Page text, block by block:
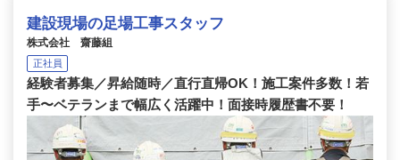
建設現場の足場工事スタッフ
株式会社 齋藤組
正社員
経験者募集／昇給随時／直行直帰OK！施工案件多数！若
手〜ベテランまで幅広く活躍中！面接時履歴書不要！